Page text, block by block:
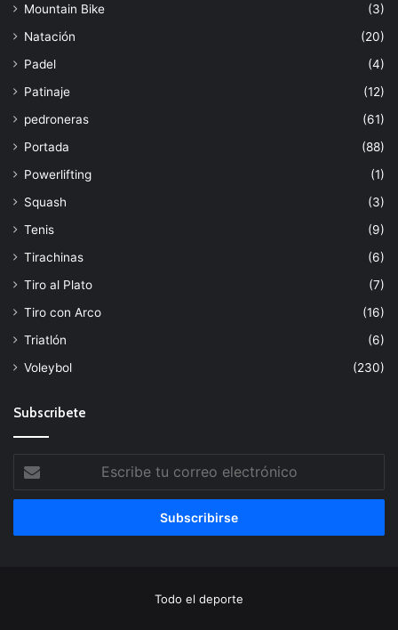
Mountain Bike
(3)
Natación
(20)
Padel
(4)
Patinaje
(12)
pedroneras
(61)
Portada
(88)
Powerlifting
(1)
Squash
(3)
Tenis
(9)
Tirachinas
(6)
Tiro al Plato
(7)
Tiro con Arco
(16)
Triatlón
(6)
Voleybol
(230)
Subscribete
tu
correo
Todo el deporte